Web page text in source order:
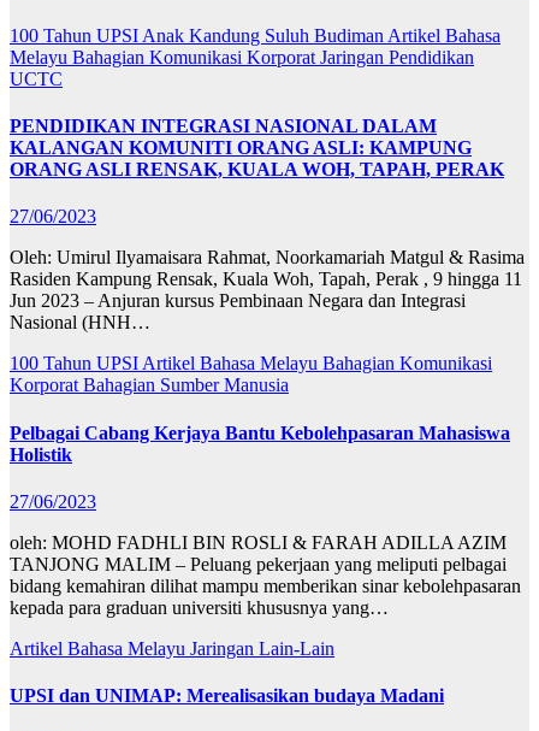
100 Tahun UPSI Anak Kandung Suluh Budiman Artikel Bahasa
Melayu Bahagian Komunikasi Korporat Jaringan Pendidikan
UCTC
PENDIDIKAN INTEGRASI NASIONAL DALAM
KALANGAN KOMUNITI ORANG ASLI: KAMPUNG
ORANG ASLI RENSAK, KUALA WOH, TAPAH, PERAK
27/06/2023
Oleh: Umirul Ilyamaisara Rahmat, Noorkamariah Matgul & Rasima
Rasiden Kampung Rensak, Kuala Woh, Tapah, Perak , 9 hingga 11
Jun 2023 – Anjuran kursus Pembinaan Negara dan Integrasi
Nasional (HNH…
100 Tahun UPSIArtikel Bahasa Melayu Bahagian Komunikasi
KorporatBahagian Sumber Manusia
Pelbagai Cabang Kerjaya Bantu Kebolehpasaran Mahasiswa
Holistik
27/06/2023
oleh: MOHD FADHLI BIN ROSLI & FARAH ADILLA AZIM
TANJONG MALIM – Peluang pekerjaan yang meliputi pelbagai
bidang kemahiran dilihat mampu memberikan sinar kebolehpasaran
kepada para graduan universiti khususnya yang…
Artikel Bahasa Melayu Jaringan Lain-Lain
UPSI dan UNIMAP: Merealisasikan budaya Madani